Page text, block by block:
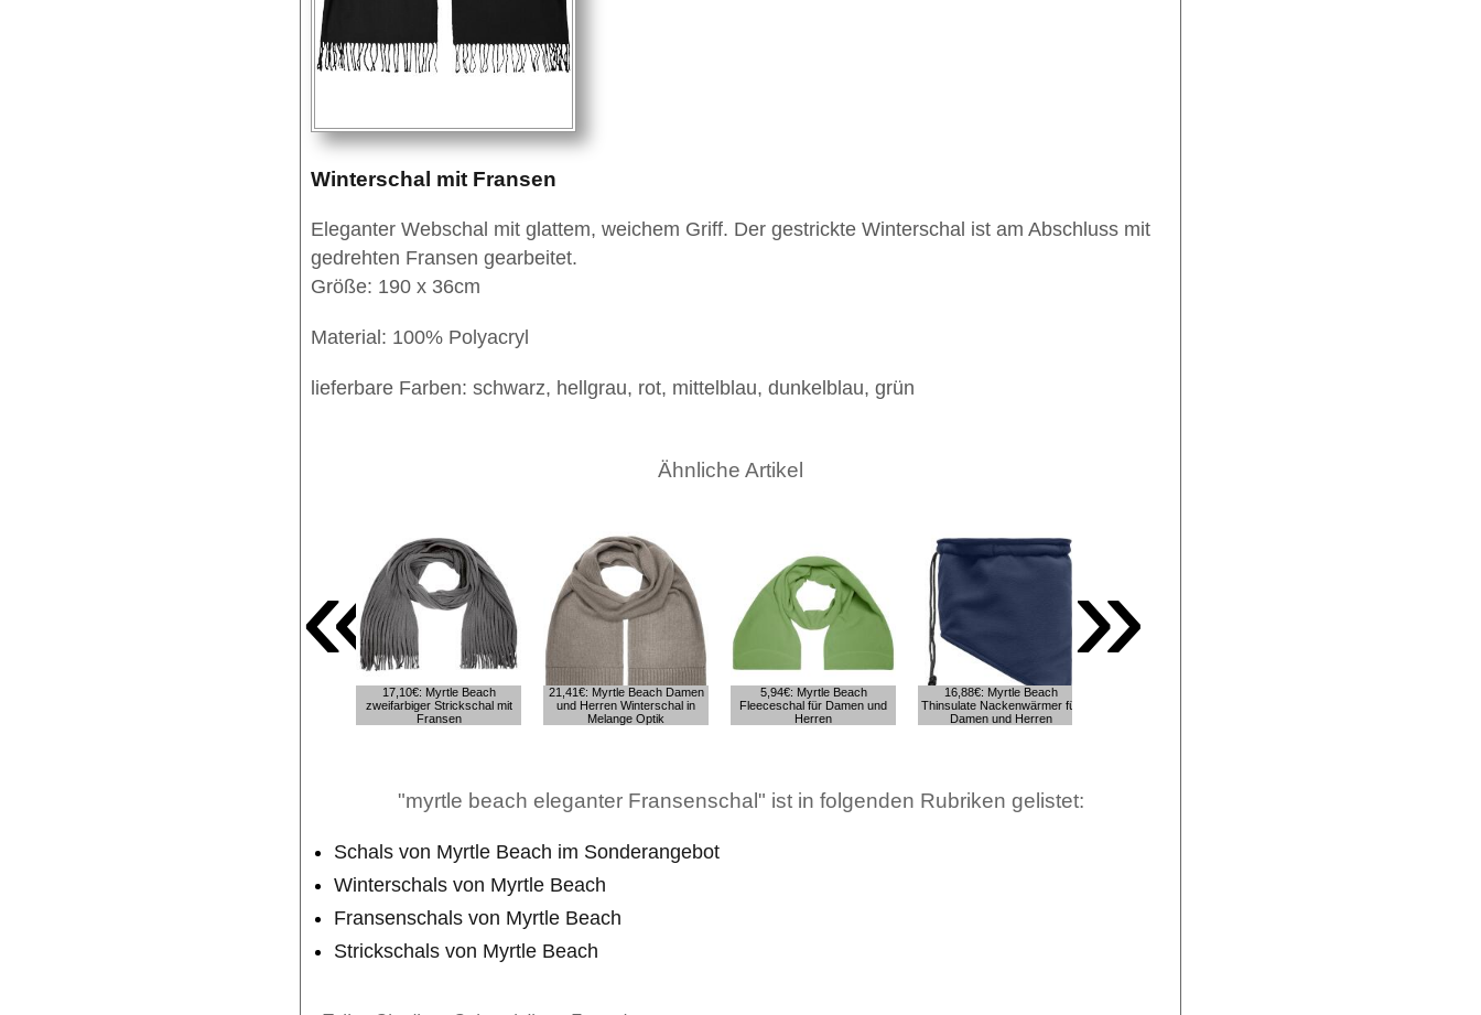
Winterschal mit Fransen
Eleganter Webschal mit glattem, weichem Griff. Der gestrickte Winterschal ist am Abschluss mit
gedrehten Fransen gearbeitet.
Größe: 190 x 36cm
Material: 100% Polyacryl
lieferbare Farben: schwarz, hellgrau, rot, mittelblau, dunkelblau, grün
Ähnliche Artikel
«
17,10€: Myrtle Beach
zweifarbiger Strickschal mit
Fransen
21,41€: Myrtle Beach Damen
und Herren Winterschal in
Melange Optik
5,94€: Myrtle Beach
Fleeceschal für Damen und
Herren
16,88€: Myrtle Beach
Thinsulate Nackenwärmer für
Damen und Herren
»
"myrtle beach eleganter Fransenschal" ist in folgenden Rubriken gelistet:
Schals von Myrtle Beach im Sonderangebot
Winterschals von Myrtle Beach
Fransenschals von Myrtle Beach
Strickschals von Myrtle Beach